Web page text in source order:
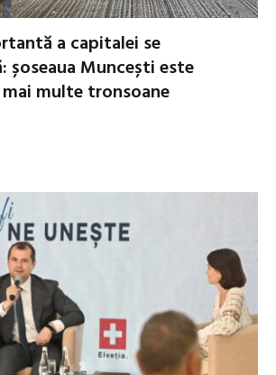
a capitalei se
șoseaua Muncești este
multe tronsoane